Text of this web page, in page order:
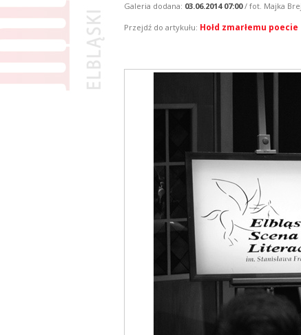
Galeria dodana: 03.06.2014 07:00/ fot. Majka
Przejdź do artykułu: Hołd zmarłemu poecie